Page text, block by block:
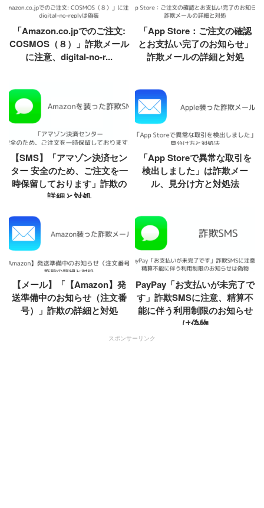
「Amazon.co.jpでのご注文:
COSMOS（８）」詐欺メール
に注意、digital-no-r...
「App Store：ご注文の確認
とお支払い完了のお知らせ」
詐欺メールの詳細と対処
【SMS】「アマゾン決済セン
ター 安全のため、ご注文を一
時保留しております」詐欺の
詳細と対処
「App Storeで異常な取引を
検出しました」は詐欺メー
ル、見分け方と対処法
【メール】「【Amazon】発
送準備中のお知らせ（注文番
号）」詐欺の詳細と対処
PayPay「お支払いが未完了で
す」詐欺SMSに注意、精算不
能に伴う利用制限のお知らせ
は偽物
スポンサーリンク